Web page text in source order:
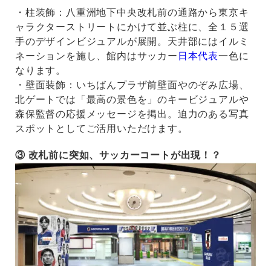
・柱装飾：八重洲地下中央改札前の通路から東京キ
ャラクターストリートにかけて並ぶ柱に、全１５選
手のデザインビジュアルが展開。天井部にはイルミ
ネーションを施し、館内はサッカー 日本代表一色に
なります。
・壁面装飾：いちばんプラザ前壁面やのぞみ広場、
北ゲートでは「最高の景色を」のキービジュアルや
森保監督の応援メッセージを掲出。迫力のある写真
スポットとしてご活用いただけます。
③ 改札前に突如、サッカーコートが出現！？